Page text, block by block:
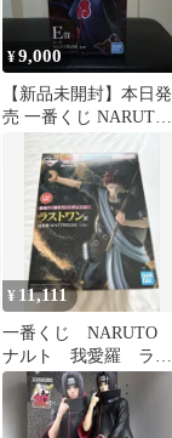
¥9,000
【新品未開封】本日発
売 一番くじ NARUTO-
ナルト- E賞 サソリ
¥ 11,111
一番くじ NARUTO
ナルト 我愛羅 ラス
トワン賞